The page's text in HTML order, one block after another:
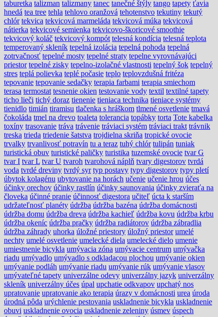
taburetka talizman talizmany tanec tanečné štýly tango tapety ťavia
hnedá tea tree tehla tehlovo oranžová tehotenstvo tekutiny tekutý
chlór tekvica tekvicová marmeláda tekvicová múka tekvicová
nátierka tekvicové semienka tekvicovo-škoricové smoothie
tekvicový koláč tekvicový kompót telesná kondícia telesná teplota
temperovaný skleník tepelná izolácia tepelná pohoda tepelná
zotrvačnosť tepelné mosty tepelné straty tepelne vyrovnávajúci
priestor tepelné zisky tepelno-izolačné vlastnosti tepelný šok tepelný
stres teplá polievka teplé počasie teplo teplovzdušná fritéza
tepovanie tepovanie sedačky terapia farbami terapia smiechom
terasa termostat tesnenie okien testovanie vody textil textilné tapety
ticho lieči tichý doraz tienenie tieniaca technika tieniace systémy
tienidlo timián tiramisu tlačenka s hráškom tlmené osvetlenie tmavá
čokoláda tmel na drevo toaleta tolerancia topábky torta Tote kabelka
toxíny trasovanie tráva trávenie tráviaci systém tráviaci trakt trávnik
treska trieda triedenie šatstva trojdielna skriňa tropické ovocie
trvalky trvanlivosť potravín tu a teraz tuhý chlór tulipán tuniak
turistická obuv turistické paličky turistika tuzemské ovocie tvar G
tvar I tvar L tvar U tvaroh tvarohová náplň tvary digestorov tvrdá
voda tvrdé dreviny tvrdý syr typ postavy typy digestorov typy pletí
úbytok kolagénu ubytovanie na horách učenie učenie hrou účes
účinky orechov účinky rastlín účinky saunovania účinky zvieraťa na
človeka účinné pranie účinnosť digestora učiteľ úcta k starším
udržateľnosť planéty údržba údržba bazéna údržba domácnosti
údržba domu údržba dreva údržba kachieľ údržba kovu údržba krbu
údržba okeníc údržba pračky údržba radiátorov údržba zábradlia
údržba záhrady uhorka úložné priestory úložný priestor umelé
nechty umelé osvetlenie umelecké diela umelecké dielo umenie
umiestnenie bicykla umývacia zóna umývacie centrum umývačka
riadu umývadlo umývadlo s odkladacou plochou umývanie okien
umývanie podláh umývanie riadu umývanie rúk umývanie vlasov
umývateľné tapety univerzálne odevy univerzálny jazyk univerzálny
skleník univerzálny účes úpal upchatie odkvapov upchatý nos
upratovanie upratovanie ako terapia úrazy v domácnosti urea úroda
úrodná pôda urýchlenie pestovania uskladnenie bicykla uskladnenie
obuvi uskladnenie ovocia uskladnenie zeleniny úsmev úspech